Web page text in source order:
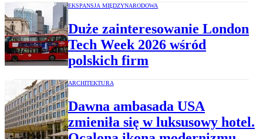
EKSPANSJA MIĘDZYNARODOWA
Duże zainteresowanie London
Tech Week 2026 wśród
polskich firm
ARCHITEKTURA
Dawna ambasada USA
zmieniła się w luksusowy hotel.